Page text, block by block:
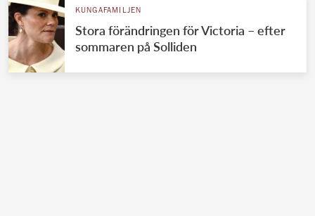
KUNGAFAMILJEN
Stora förändringen för Victoria – efter
sommaren på Solliden